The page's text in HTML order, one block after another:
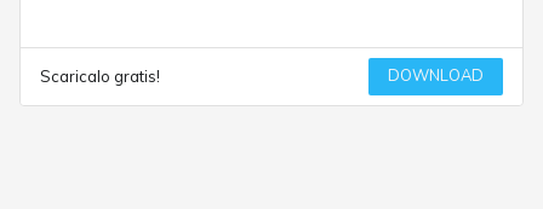
Scaricalo gratis! DOWNLOAD